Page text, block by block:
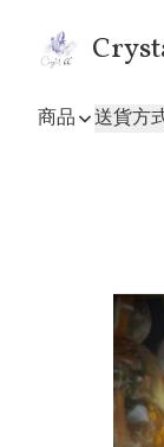
商品 送貨方